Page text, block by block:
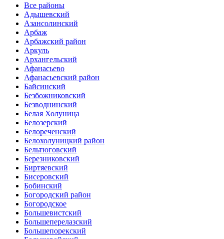
Все районы
Адышевский
Азансолинский
Арбаж
Арбажский район
Аркуль
Архангельский
Афанасьево
Афанасьевский район
Байсинский
Безбожниковский
Безводнинский
Белая Холуница
Белозерский
Белореченский
Белохолуницкий район
Бельтюговский
Березниковский
Биртяевский
Бисеровский
Бобинский
Богородский район
Богородское
Большевистский
Большеперелазский
Большепорекский